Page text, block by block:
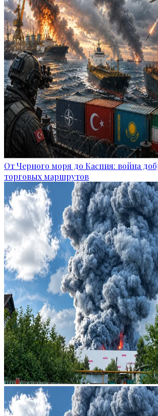
От Черного моря до Каспия: война
торговых маршрутов